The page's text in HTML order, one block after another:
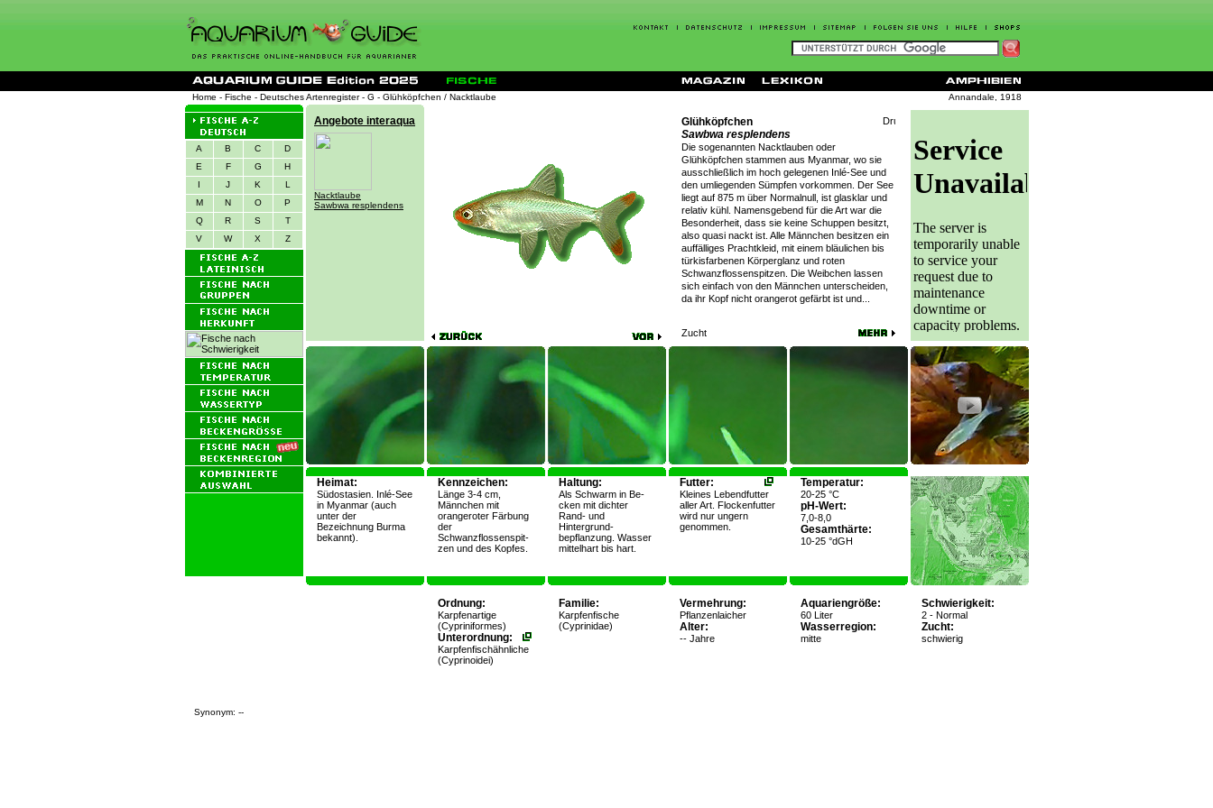
Home - Fische - Deutsches Artenregister- G - Glühköpfchen / Nacktlaube Annandale, 1918
A B C
D
E
F G
H
I
J K
L
M
N O
P
Q
R S
T
V
W X Z
Glühköpfchen
Sawbwa resplendens
Die sogenannten Nacktlauben oder
Glühköpfchen stammen aus Myanmar, wo sie
ausschließlich im hoch gelegenen Inlé-See und
den umliegenden Sümpfen vorkommen. Der See
liegt auf 875 m über Normalnull, ist glasklar und
relativ kühl. Namensgebend für die Art war die
Besonderheit, dass sie keine Schuppen besitzt,
also quasi nackt ist. Alle Männchen besitzen ein
auffälliges Prachtkleid, mit einem bläulichen bis
türkisfarbenen Körperglanz und roten
Schwanzflossenspitzen. Die Weibchen lassen
sich einfach von den Männchen unterscheiden,
da ihr Kopf nicht orangerot gefärbt ist und...
Heimat:
Südostasien. Inlé-See
in Myanmar (auch
unter der
Bezeichnung Burma
bekannt).
Kennzeichen:
Länge 3-4 cm,
Männchen mit
orangeroter Färbung
der
Schwanzflossenspit-
zen und des Kopfes.
Haltung:
Als Schwarm in Be-
cken mit dichter
Rand- und
Hintergrund-
bepflanzung. Wasser
mittelhart bis hart.
Futter:
Kleines Lebendfutter
aller Art. Flockenfutter
wird nur ungern
genommen.
Temperatur:
20-25 °C
pH-Wert:
7,0-8,0
Gesamthärte:
10-25 °dGH
Ordnung:
Karpfenartige
(Cypriniformes)
Unterordnung:
Karpfenfischähnliche
(Cyprinoidei)
Familie:
Karpfenfische
(Cyprinidae)
Vermehrung:
Pflanzenlaicher
Alter:
-- Jahre
Aquariengröße:
60 Liter
Wasserregion:
mitte
Schwierigkeit:
2 - Normal
Zucht:
schwierig
Synonym: --